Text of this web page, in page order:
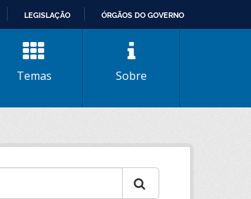
LEGISLAÇÃO ÓRGÃOS DO GOVERNO
Temas Sobre